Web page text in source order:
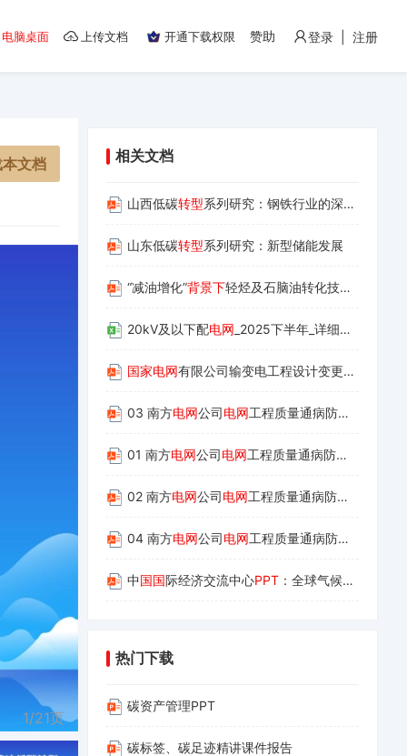
电脑桌面 上传文档 开通下载权限 赞助 登录 | 注册
文档
1/21页
相关文档
山西低碳转型系列研究：钢铁行业的深度降碳
山东低碳转型系列研究：新型储能发展
“减油增化”背景下轻烃及石脑油转化技术路线的构思与探索
20kV及以下配电网 _2025下半年_详细价格数据
国家电网有限公司输变电工程设计变更与现场签证管理办法
03 南方电网公司电网工程质量通病防治手册 第三册：输电线路工程
01 南方电网公司电网工程质量通病防治手册 第一册：变电土建工程
02 南方电网公司电网工程质量通病防治手册 第二册：变
04 南方电网公司电网工程质量通病防治手册 第四册：配网工程
中国国际经济交流中心PPT ：全球气候治理与企业绿色低碳
热门下载
碳资产管理PPT
碳标签、碳足迹精讲课件报告